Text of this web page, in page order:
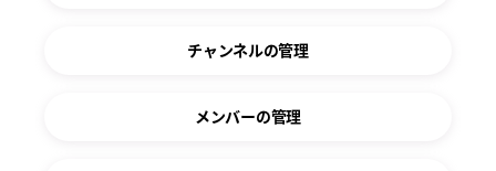
チャンネルの管理
メンバーの管理